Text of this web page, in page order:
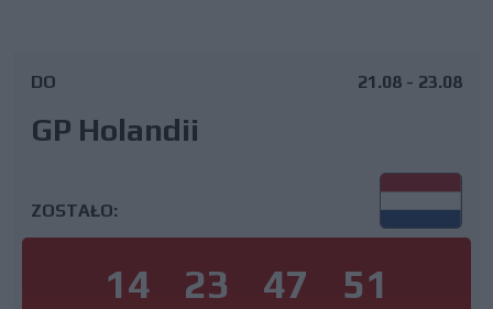
DO
GP Holandii
21.08 - 23.08
ZOSTAŁO:
14 23 47 51